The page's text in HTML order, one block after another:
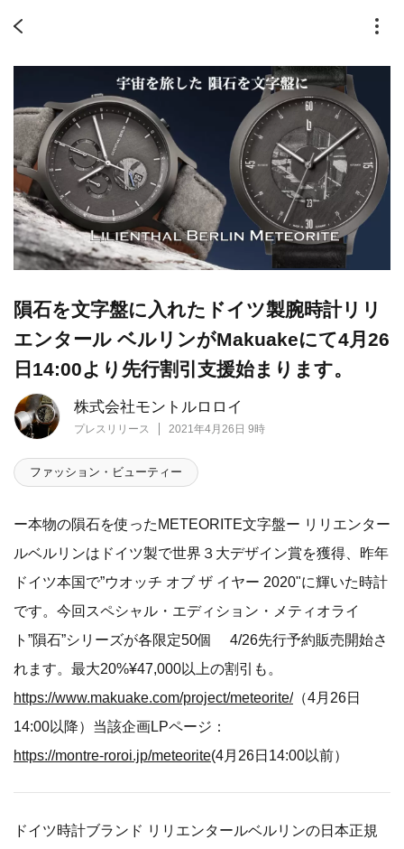
株式会社モントルロロイ
プレスリリース 2021年4月26日 9時
隕石を文字盤に入れたドイツ製腕時計リリ
エンタール ベルリンがMakuakeにて4月26
日14:00より先行割引支援始まります。
ファッション・ビューティー
ー本物の隕石を使ったMETEORITE文字盤ー リリエンター
ルベルリンはドイツ製で世界３大デザイン賞を獲得、昨年
ドイツ本国で”ウオッチ オブ ザ イヤー 2020"に輝いた時計
です。今回スペシャル・エディション・メティオライ
ト”隕石”シリーズが各限定50個 4/26先行予約販売開始さ
れます。最大20%¥47,000以上の割引も。
https://www.makuake.com/project/meteorite/ （4月26日
14:00以降）当該企画LPページ：
https://montre-roroi.jp/meteorite(4月26日14:00以前）
ドイツ時計ブランド リリエンタールベルリンの日本正規